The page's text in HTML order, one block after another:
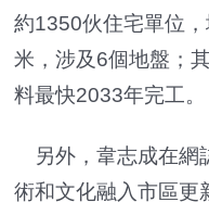
約1350伙住宅單位
米，涉及6個地盤；
料最快2033年完工。
另外，韋志成在網
術和文化融入市區更